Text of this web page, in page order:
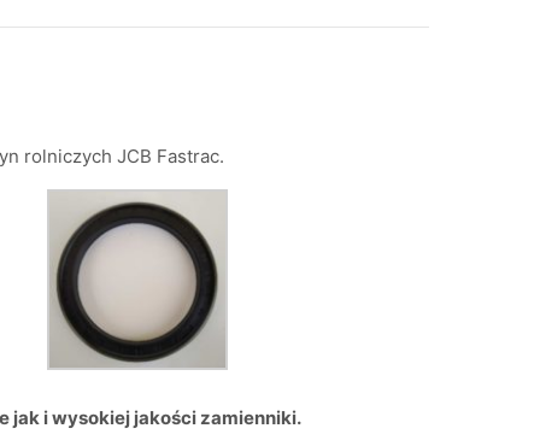
rolniczych JCB Fastrac.
jak i wysokiej jakości zamienniki.